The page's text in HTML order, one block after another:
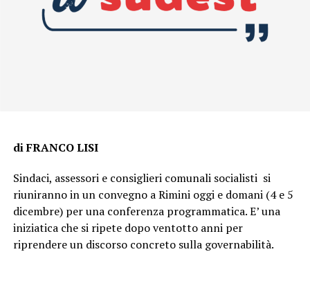
di FRANCO LISI
Sindaci, assessori e consiglieri comunali socialisti si
riuniranno in un convegno a Rimini oggi e domani (4 e 5
dicembre) per una conferenza programmatica. E’ una
iniziatica che si ripete dopo ventotto anni per
riprendere un discorso concreto sulla governabilità.